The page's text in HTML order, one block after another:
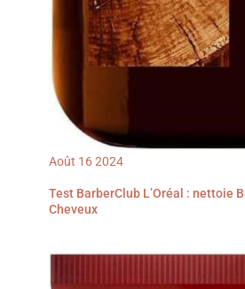
Août 162024
Test BarberClub L’Oréal : nettoie
Cheveux